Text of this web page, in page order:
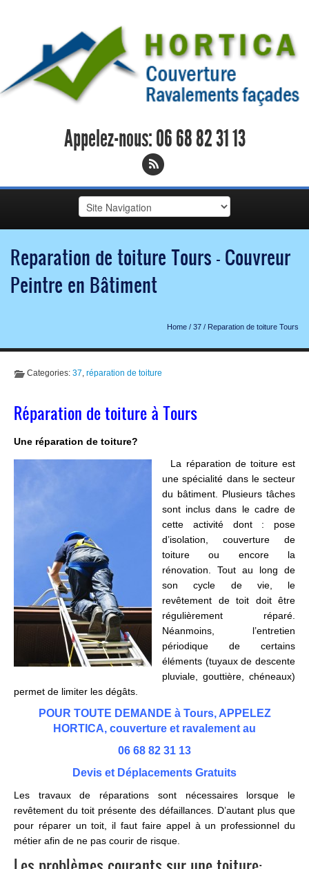
Appelez-nous:06 68 82 31 13
Reparation de toiture Tours - Couvreur
Peintre en Bâtiment
Home / 37 / Reparation de toiture Tours
Categories: 37 réparation de toiture
Réparation de toiture à Tours
Une réparation de toiture?
La réparation de toiture est
une spécialité dans le secteur
du bâtiment. Plusieurs tâches
sont inclus dans le cadre de
cette activité dont : pose
d’isolation, couverture de
toiture ou encore la
rénovation. Tout au long de
son cycle de vie, le
revêtement de toit doit être
régulièrement réparé.
Néanmoins, l’entretien
périodique de certains
éléments (tuyaux de descente
pluviale, gouttière, chéneaux)
permet de limiter les dégâts.
POUR TOUTE DEMANDE à Tours, APPELEZ
HORTICA, couverture et ravalement au
06 68 82 31 13
Devis et Déplacements Gratuits
Les travaux de réparations sont nécessaires lorsque le
revêtement du toit présente des défaillances. D’autant plus que
pour réparer un toit, il faut faire appel à un professionnel du
métier afin de ne pas courir de risque.